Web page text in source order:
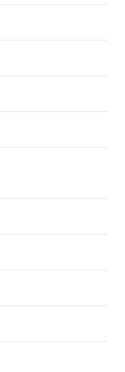
mp
și fonică